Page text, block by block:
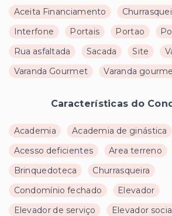
Aceita Financiamento
Interfone
Portais Portao
Rua asfaltada
Sacada Site
Varanda Gourmet
Varanda
Características do
Academia
Academia de ginástica
Acesso deficientes
Area terreno
Brinquedoteca
Churrasqueira
Condomínio fechado
Elevador
Elevador de serviço
Elevador